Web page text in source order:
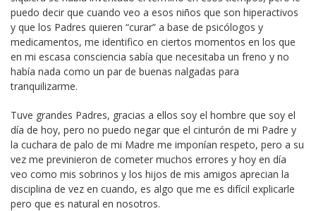
puedo decir que cuando veo a esos niños que son hiperactivos
y que los Padres quieren “curar” a base de psicólogos y
medicamentos, me identifico en ciertos momentos en los que
en mi escasa consciencia sabía que necesitaba un freno y no
había nada como un par de buenas nalgadas para
tranquilizarme.
Tuve grandes Padres, gracias a ellos soy el hombre que soy el
día de hoy, pero no puedo negar que el cinturón de mi Padre y
la cuchara de palo de mi Madre me imponían respeto, pero a su
vez me previnieron de cometer muchos errores y hoy en día
veo como mis sobrinos y los hijos de mis amigos aprecian la
disciplina de vez en cuando, es algo que me es difícil explicarle
pero que es natural en nosotros.